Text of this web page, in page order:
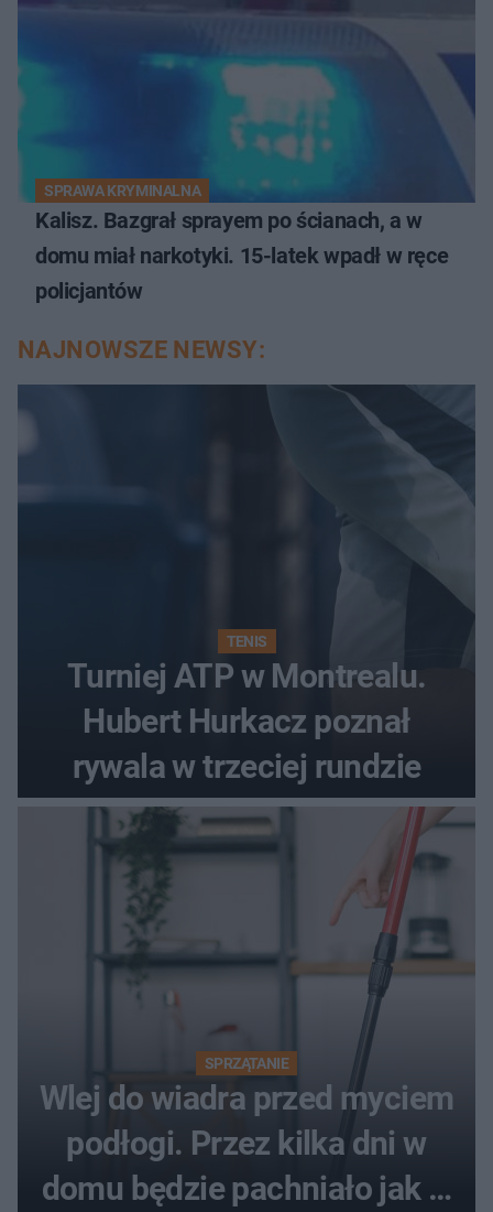
SPRAWA KRYMINALNA
Kalisz. Bazgrał sprayem po ścianach, a w
domu miał narkotyki. 15-latek wpadł w ręce
policjantów
NAJNOWSZE NEWSY:
TENIS
Turniej ATP w Montrealu.
Hubert Hurkacz poznał
rywala w trzeciej rundzie
SPRZĄTANIE
Wlej do wiadra przed myciem
podłogi. Przez kilka dni w
domu będzie pachniało jak w